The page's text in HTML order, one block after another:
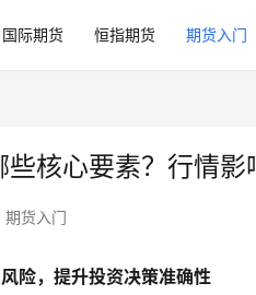
国际期货 恒指期货 期货入门
核心要素？行情
期货入门
险，提升投资决策准确性